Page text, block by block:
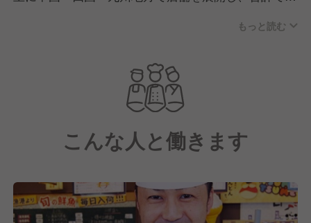
もっと読む
こんな人と働きます